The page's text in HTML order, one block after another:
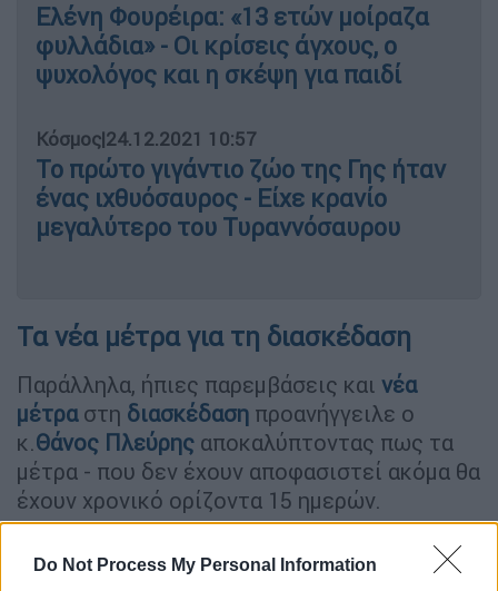
Do Not Process My Personal Information
Ελένη Φουρέιρα: «13 ετών μοίραζα
φυλλάδια» - Οι κρίσεις άγχους, ο
ψυχολόγος και η σκέψη για παιδί
Κόσμος|24.12.2021 10:57
Το πρώτο γιγάντιο ζώο της Γης ήταν
ένας ιχθυόσαυρος - Είχε κρανίο
μεγαλύτερο του Τυραννόσαυρου
Τα νέα μέτρα για τη διασκέδαση
Παράλληλα, ήπιες παρεμβάσεις και νέα
μέτραστη διασκέδαση προανήγγειλε ο
κ.Θάνος Πλεύρης αποκαλύπτοντας πως τα
μέτρα - που δεν έχουν αποφασιστεί ακόμα θα
έχουν χρονικό ορίζοντα 15 ημερών.
διασκέδασης ο κ. Πλεύρης τόνισε: «Η βασική